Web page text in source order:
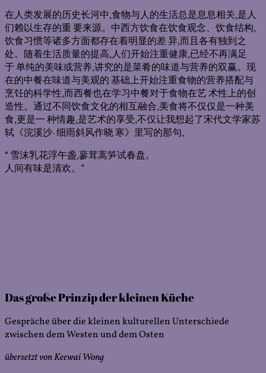
在人类发展的历史长河中,食物与人的生活总是息息相关,是人
们赖以生存的重 要来源。中西方饮食在饮食观念、饮食结构,
饮食习惯等诸多方面都存在着明显的差 异,而且各有独到之
处。随着生活质量的提高,人们开始注重健康,已经不再满足
于 单纯的美味或营养,讲究的是菜肴的味道与营养的双赢。现
在的中餐在味道与美观的 基础上开始注重食物的营养搭配与
烹饪的科学性,而西餐也在学习中餐对于食物在艺 术性上的创
造性。通过不同饮食文化的相互融合,美食将不仅仅是一种美
食,更是一 种情趣,是艺术的享受,不仅让我想起了宋代文学家苏
轼《浣溪沙· 细雨斜风作晓 寒》里写的那句,
“ 雪沫乳花浮午盏,蓼茸蒿笋试春盘。
人间有味是清欢。”
Das große Prinzip der kleinen Küche
Gespräche über die kleinen kulturellen Unterschiede
zwischen dem Westen und dem Osten
übersetzt von Keewai Wong